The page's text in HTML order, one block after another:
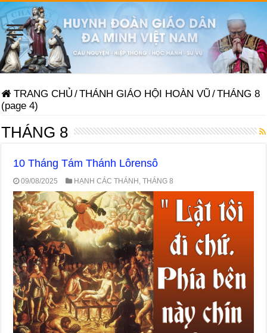
TRANG CHỦ /THÁNH GIÁO HỘI HOÀN VŨ /THÁNG 8
(page 4)
THÁNG 8
10 Tháng Tám Thánh Lôrensô
09/08/2025 HẠNH CÁC THÁNH ,THÁNG 8